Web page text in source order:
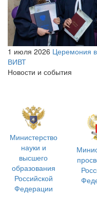
1 июля 2026 Церемония
ВИВТ
Новости и события
Министерство
науки и
высшего
образования
Российской
Федерации